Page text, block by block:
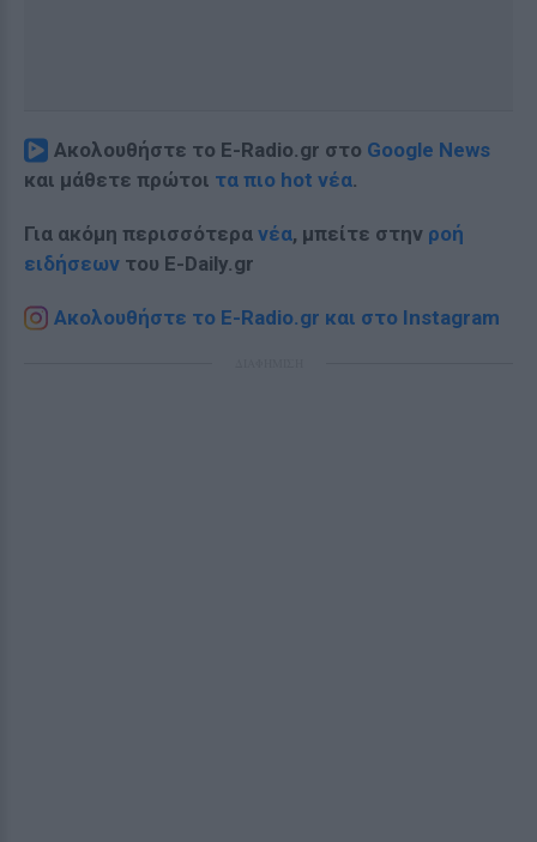
Ακολουθήστε το E-Radio.gr στο Google News
και μάθετε πρώτοι τα πιο hot νέα.
Για ακόμη περισσότερα νέα, μπείτε στην ροή
ειδήσεων του E-Daily.gr
Ακολουθήστε το E-Radio.gr και στο Instagram